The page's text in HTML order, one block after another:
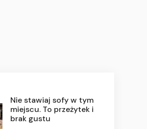
Nie stawiaj sofy w tym
miejscu. To przeżytek i
brak gustu